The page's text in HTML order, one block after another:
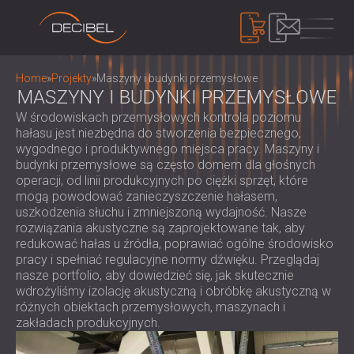
PRODUKTY
IZOLACJA AKUSTYCZNA
IZOLACJA AKUSTYCZNA ŚCIAN
IZOLACJA AKUSTYCZNA SUFITÓW
ROZWIĄZANIA DŹWIĘKOCHŁONNE DO
PODŁÓG
DRZWI AKUSTYCZNE
PANELE AKUSTYCZNE
EKOLOGICZNE PANELE I PRZEGRODY
AKUSTYCZNE
PERFOROWANE DREWNIANE PANELE
AKUSTYCZNE
TKANINOWE PANELE AKUSTYCZNE I
PRZEGRODY
PANELE AKUSTYCZNE Z LISTEW
DREWNIANYCH
KONTROLA HAŁASU
DŹWIĘKOSZCZELNE KABINY I OBUDOWY /
BARIERY
ŻALUZJE I TŁUMIKI DŹWIĘKOCHŁONNE
UCHWYTY ANTYWIBRACYJNE,
PODKŁADKI I WIESZAKI
KABINY AUDIOLOGICZNE
URZĄDZENIA
MIERNIK DECYBELI POZIOMU DŹWIĘKU
SYSTEM MASKOWANIA DŹWIĘKU,
DOZYMETRY I ZESTAWY
O NAS
Home»Projekty»Maszyny i budynki przemysłowe
MASZYNY I BUDYNKI PRZEMYSŁOWE
W środowiskach przemysłowych kontrola poziomu
hałasu jest niezbędna do stworzenia bezpiecznego,
wygodnego i produktywnego miejsca pracy. Maszyny i
budynki przemysłowe są często domem dla głośnych
operacji, od linii produkcyjnych po ciężki sprzęt, które
mogą powodować zanieczyszczenie hałasem,
uszkodzenia słuchu i zmniejszoną wydajność. Nasze
rozwiązania akustyczne są zaprojektowane tak, aby
redukować hałas u źródła, poprawiać ogólne środowisko
pracy i spełniać regulacyjne normy dźwięku. Przeglądaj
nasze portfolio, aby dowiedzieć się, jak skutecznie
wdrożyliśmy izolację akustyczną i obróbkę akustyczną w
różnych obiektach przemysłowych, maszynach i
zakładach produkcyjnych.